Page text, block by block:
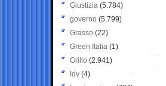
Giustizia (5.784)
governo (5.799)
Grasso (22)
Green Italia (1)
Grillo (2.941)
Idv (4)